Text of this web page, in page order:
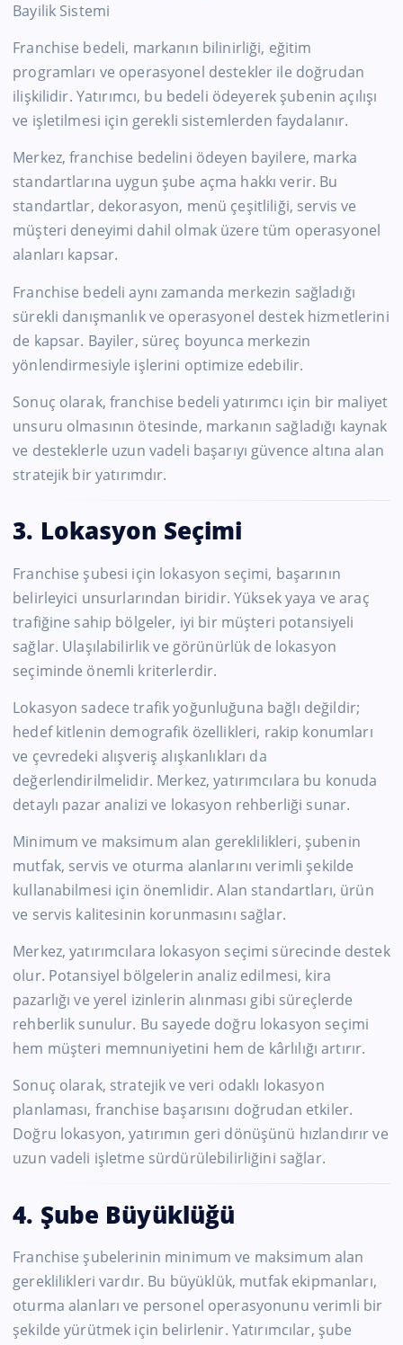
Bayilik Sistemi
Franchise bedeli, markanın bilinirliği, eğitim
programları ve operasyonel destekler ile doğrudan
ilişkilidir. Yatırımcı, bu bedeli ödeyerek şubenin açılışı
ve işletilmesi için gerekli sistemlerden faydalanır.
Merkez, franchise bedelini ödeyen bayilere, marka
standartlarına uygun şube açma hakkı verir. Bu
standartlar, dekorasyon, menü çeşitliliği, servis ve
müşteri deneyimi dahil olmak üzere tüm operasyonel
alanları kapsar.
Franchise bedeli aynı zamanda merkezin sağladığı
sürekli danışmanlık ve operasyonel destek hizmetlerini
de kapsar. Bayiler, süreç boyunca merkezin
yönlendirmesiyle işlerini optimize edebilir.
Sonuç olarak, franchise bedeli yatırımcı için bir maliyet
unsuru olmasının ötesinde, markanın sağladığı kaynak
ve desteklerle uzun vadeli başarıyı güvence altına alan
stratejik bir yatırımdır.
3. Lokasyon Seçimi
Franchise şubesi için lokasyon seçimi, başarının
belirleyici unsurlarından biridir. Yüksek yaya ve araç
trafiğine sahip bölgeler, iyi bir müşteri potansiyeli
sağlar. Ulaşılabilirlik ve görünürlük de lokasyon
seçiminde önemli kriterlerdir.
Lokasyon sadece trafik yoğunluğuna bağlı değildir;
hedef kitlenin demografik özellikleri, rakip konumları
ve çevredeki alışveriş alışkanlıkları da
değerlendirilmelidir. Merkez, yatırımcılara bu konuda
detaylı pazar analizi ve lokasyon rehberliği sunar.
Minimum ve maksimum alan gereklilikleri, şubenin
mutfak, servis ve oturma alanlarını verimli şekilde
kullanabilmesi için önemlidir. Alan standartları, ürün
ve servis kalitesinin korunmasını sağlar.
Merkez, yatırımcılara lokasyon seçimi sürecinde destek
olur. Potansiyel bölgelerin analiz edilmesi, kira
pazarlığı ve yerel izinlerin alınması gibi süreçlerde
rehberlik sunulur. Bu sayede doğru lokasyon seçimi
hem müşteri memnuniyetini hem de kârlılığı artırır.
Sonuç olarak, stratejik ve veri odaklı lokasyon
planlaması, franchise başarısını doğrudan etkiler.
Doğru lokasyon, yatırımın geri dönüşünü hızlandırır ve
uzun vadeli işletme sürdürülebilirliğini sağlar.
4. Şube Büyüklüğü
Franchise şubelerinin minimum ve maksimum alan
gereklilikleri vardır. Bu büyüklük, mutfak ekipmanları,
oturma alanları ve personel operasyonunu verimli bir
şekilde yürütmek için belirlenir. Yatırımcılar, şube